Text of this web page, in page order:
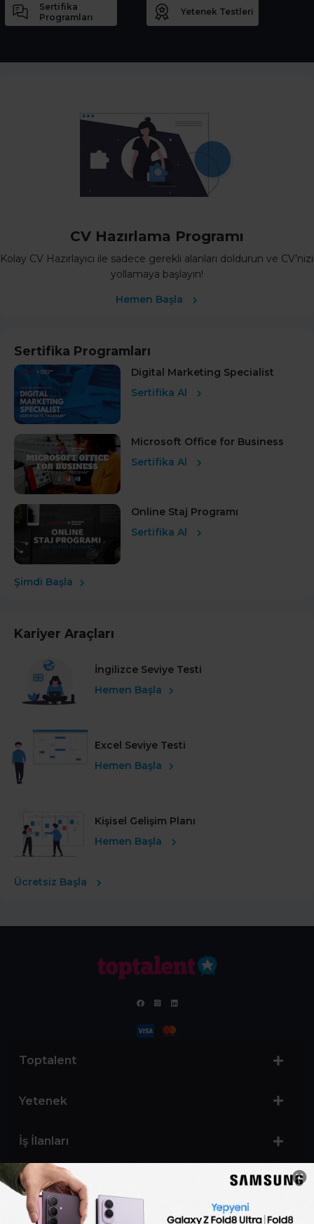
Sertifika
Programları
Yetenek Testleri
CV Hazırlama Programı
Kolay CV Hazırlayıcı ile sadece gerekli alanları doldurun ve CV’nizi
yollamaya başlayın!
Hemen Başla
Sertifika Programları
Digital Marketing Specialist
Sertifika Al
Microsoft Office for Business
Sertifika Al
Online Staj Programı
Sertifika Al
Şimdi Başla
Kariyer Araçları
İngilizce Seviye Testi
Hemen Başla
Excel Seviye Testi
Hemen Başla
Kişisel Gelişim Planı
Hemen Başla
Ücretsiz Başla
Toptalent
Yetenek
İş İlanları
Sertifika Programları